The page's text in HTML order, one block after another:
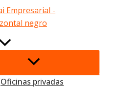
Oficinas privadas